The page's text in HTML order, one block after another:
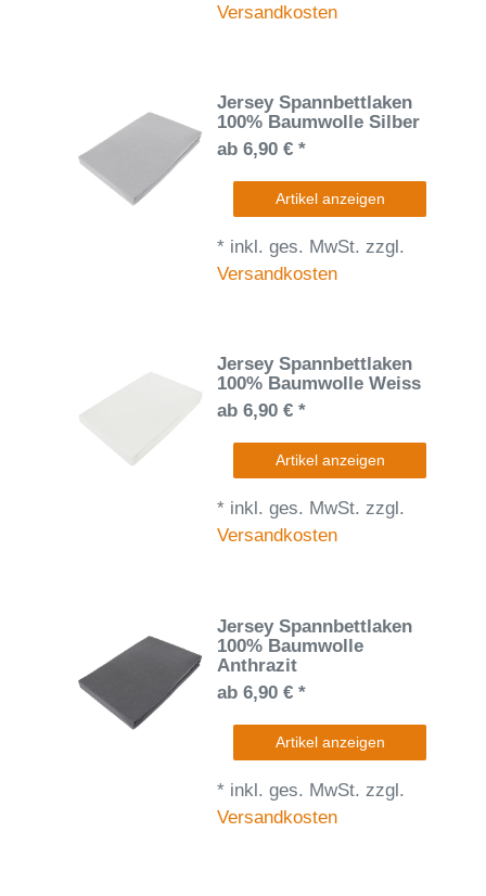
Versandkosten
Jersey Spannbettlaken
100% Baumwolle Silber
ab 6,90 € *
Artikel anzeigen
* inkl. ges. MwSt. zzgl.
Versandkosten
Jersey Spannbettlaken
100% Baumwolle Weiss
ab 6,90 € *
Artikel anzeigen
* inkl. ges. MwSt. zzgl.
Versandkosten
Jersey Spannbettlaken
100% Baumwolle
Anthrazit
ab 6,90 € *
Artikel anzeigen
* inkl. ges. MwSt. zzgl.
Versandkosten